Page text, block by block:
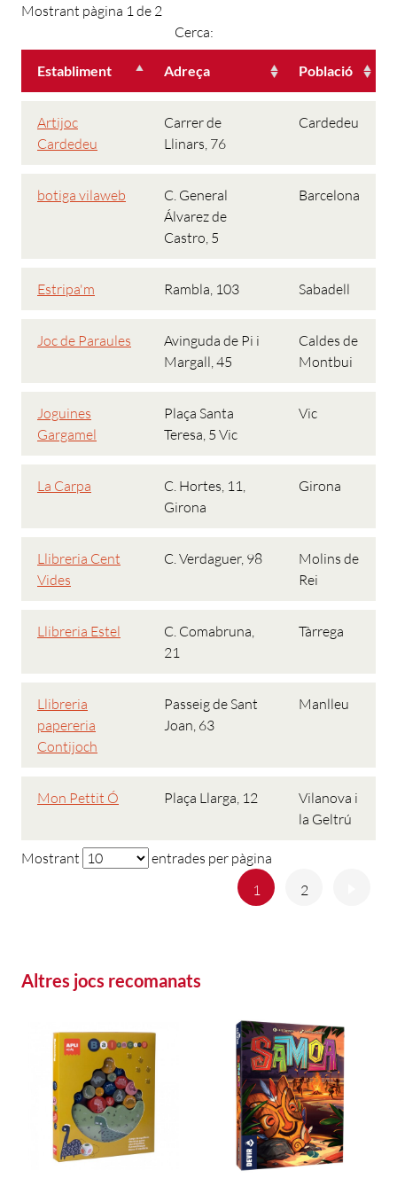
Mostrant pàgina 1 de 2
Cerca:
Establiment Adreça Població
Artijoc
Cardedeu
Carrer de
Llinars, 76
Cardedeu
botiga vilaweb
C. General
Álvarez de
Castro, 5
Barcelona
Estripa'm Rambla, 103 Sabadell
Joc de Paraules
Avinguda de Pi i
Margall, 45
Caldes de
Montbui
Joguines
Gargamel
Plaça Santa
Teresa, 5 Vic
Vic
La Carpa
C. Hortes, 11,
Girona
Girona
Llibreria Cent
Vides
C. Verdaguer, 98
Molins de
Rei
Llibreria Estel
C. Comabruna,
21
Tàrrega
Llibreria
papereria
Contijoch
Passeig de Sant
Joan, 63
Manlleu
Mon Pettit Ó Plaça Llarga, 12
Vilanova i
la Geltrú
Mostrant
entrades per pàgina
Anterior
1 2
Altres jocs recomanats